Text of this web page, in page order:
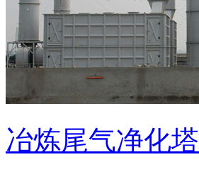
冶炼尾气净化塔